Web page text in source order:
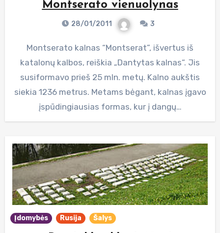
Montserato vienuolynas
28/01/2011 3
Montserato kalnas “Montserat”, išvertus iš
katalonų kalbos, reiškia „Dantytas kalnas“. Jis
susiformavo prieš 25 mln. metų. Kalno aukštis
siekia 1236 metrus. Metams bėgant, kalnas įgavo
įspūdingiausias formas, kur į dangų…
Įdomybės Rusija Šalys